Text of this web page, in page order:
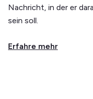
Nachricht, in der er
sein soll.
Erfahre mehr